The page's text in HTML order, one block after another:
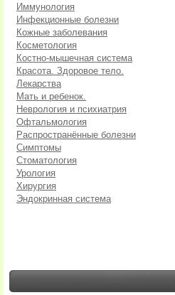
Иммунология
Инфекционные болезни
Кожные заболевания
Косметология
Костно-мышечная система
Красота. Здоровое тело.
Лекарства
Мать и ребенок.
Неврология и психиатрия
Офтальмология
Распространённые болезни
Симптомы
Стоматология
Урология
Хирургия
Эндокринная система